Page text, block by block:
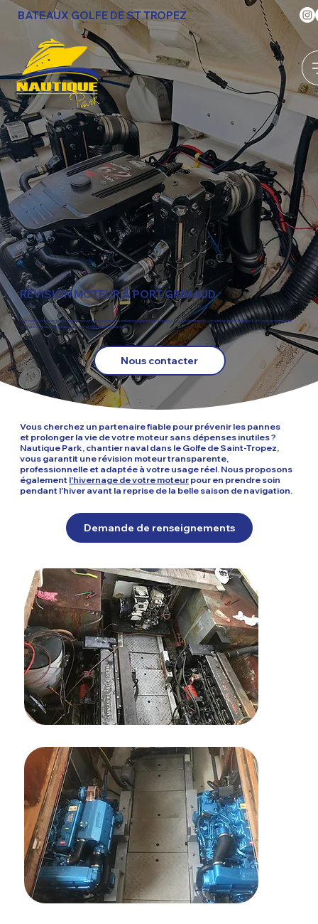
BATEAUX GOLFE DE ST TROPEZ
RÉVISION MOTEUR À PORT GRIMAUD
Entretenir correctement le moteur de votre bateau est essentiel pour garantir sa fiabilité, sa longévité et votre sécurité en mer. Nautique Park vous accompagne
pour une révision de moteur complète et rigoureuse à Grimaud.
Nous contacter
Vous cherchez un partenaire fiable pour prévenir les pannes
et prolonger la vie de votre moteur sans dépenses inutiles ?
Nautique Park, chantier naval dans le Golfe de Saint-Tropez,
vous garantit une révision moteur transparente,
professionnelle et adaptée à votre usage réel. Nous proposons
également l'hivernage de votre moteur pour en prendre soin
pendant l'hiver avant la reprise de la belle saison de navigation.
Demande de renseignements